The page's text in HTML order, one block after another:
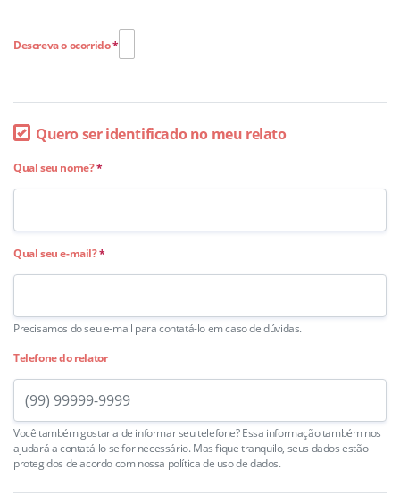
Descreva o ocorrido*
Quero ser identificado no meu relato
Qual seu nome?*
Qual seu e-mail?*
Precisamos do seu e-mail para contatá-lo em caso de dúvidas.
Telefone do relator
Você também gostaria de informar seu telefone? Essa informação também nos
ajudará a contatá-lo se for necessário. Mas fique tranquilo, seus dados estão
protegidos de acordo com nossa política de uso de dados.